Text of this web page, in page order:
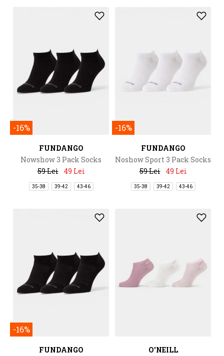
-16%
FUNDANGO
Nowshow 3 Pack Socks
59 Lei
49 Lei
35-38 39-42 43-46
-16%
FUNDANGO
Noshow Sport 3 Pack Socks
59 Lei
49 Lei
35-38 39-42 43-46
-16%
FUNDANGO
O'NEILL